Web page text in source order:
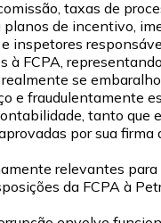
taxas de
de incentivo,
inspetores
à FCPA,
se
e fraudulentamente
tanto que
por sua firma
relevantes para
da FCPA à